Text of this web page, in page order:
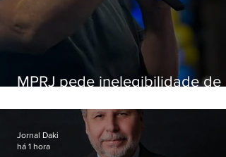
MPRJ pede inelegibilidade de
Jornal Daki
há 1 hora